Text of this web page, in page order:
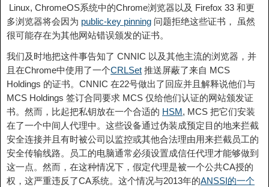
Linux, ChromeOS系统中的Chrome浏览器以及 Firefox 33 和更
多浏览器将会因为 public-key pinning 问题拒绝这些证书， 虽然
很可能存在为其他网站错误颁发的证书。
我们及时地把这件事告知了 CNNIC 以及其他主流的浏览器，并
且在Chrome中使用了一个CRLSet 推送屏蔽了来自 MCS
Holdings 的证书。CNNIC 在22号做出了回应并且解释说他们与
MCS Holdings 签订合同要求 MCS 仅给他们认证的网站颁发证
书。然而，比起把私钥放在一个合适的 HSM, MCS 把它们安装
在了一个中间人代理中。这些设备通过伪装成预定目的地来拦截
安全连接并且有时被公司以监控或其他合法理由用来拦截员工的
安全传输线路。员工的电脑通常必须设置成信任代理才能够做到
这一点。然而，在这种情况下，假定代理是被一个公共CA授的
权，这严重违反了CA系统。这个情况与2013年的ANSSI的一个